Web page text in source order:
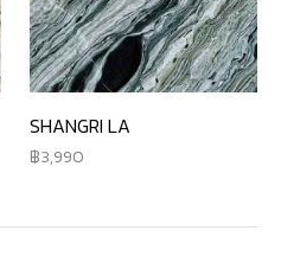
SHANGRI LA
3,990